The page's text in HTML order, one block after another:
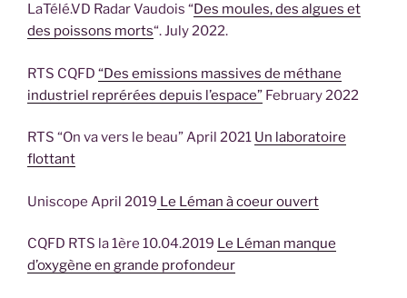
LaTélé.VD Radar Vaudois “Des moules, des algues et
des poissons morts“. July 2022.
RTS CQFD “Des emissions massives de méthane
industriel reprérées depuis l’espace” February 2022
RTS “On va vers le beau” April 2021 Un laboratoire
flottant
Uniscope April 2019 Le Léman à coeur ouvert
CQFD RTS la 1ère 10.04.2019 Le Léman manque
d’oxygène en grande profondeur